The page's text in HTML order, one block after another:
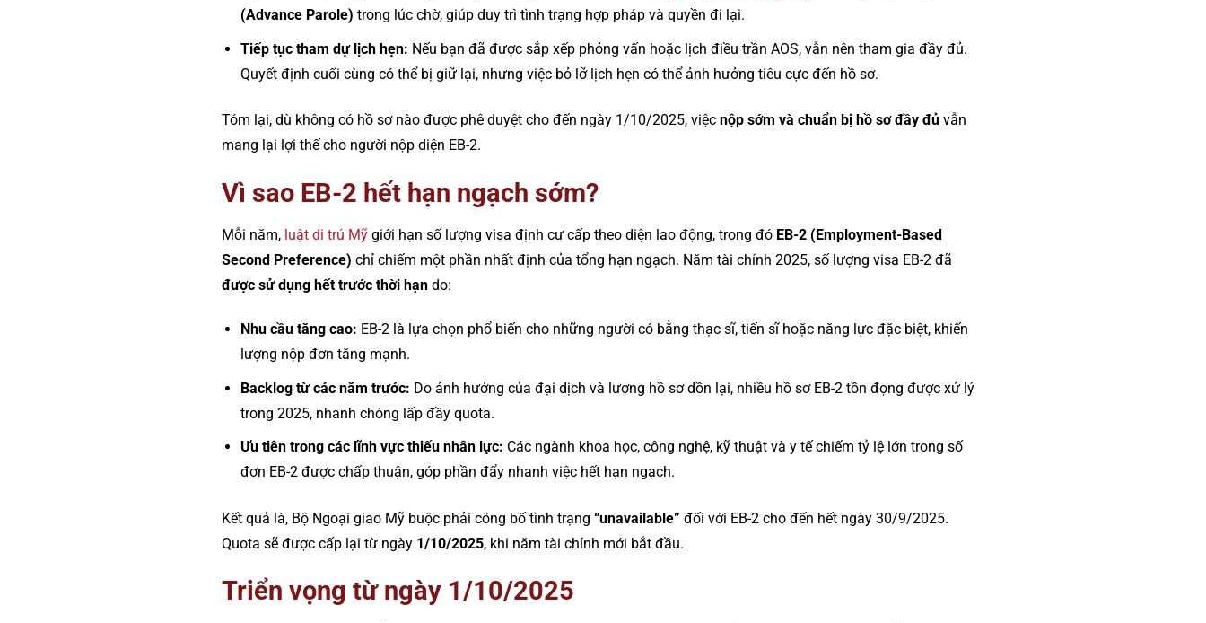
(Advance Parole) trong lúc chờ, giúp duy trì tình trạng hợp pháp và quyền đi lại.
Tiếp tục tham dự lịch hẹn: Nếu bạn đã được sắp xếp phỏng vấn hoặc lịch điều trần AOS, vẫn nên tham gia đầy đủ.
Quyết định cuối cùng có thể bị giữ lại, nhưng việc bỏ lỡ lịch hẹn có thể ảnh hưởng tiêu cực đến hồ sơ.
Tóm lại, dù không có hồ sơ nào được phê duyệt cho đến ngày 1/10/2025, việc nộp sớm và chuẩn bị hồ sơ đầy đủ vẫn
mang lại lợi thế cho người nộp diện EB-2.
Vì sao EB-2 hết hạn ngạch sớm?
Mỗi năm, luật di trú Mỹ giới hạn số lượng visa định cư cấp theo diện lao động, trong đó EB-2 (Employment-Based
Second Preference) chỉ chiếm một phần nhất định của tổng hạn ngạch. Năm tài chính 2025, số lượng visa EB-2 đã
được sử dụng hết trước thời hạn do:
Nhu cầu tăng cao: EB-2 là lựa chọn phổ biến cho những người có bằng thạc sĩ, tiến sĩ hoặc năng lực đặc biệt, khiến
lượng nộp đơn tăng mạnh.
Backlog từ các năm trước: Do ảnh hưởng của đại dịch và lượng hồ sơ dồn lại, nhiều hồ sơ EB-2 tồn đọng được xử lý
trong 2025, nhanh chóng lấp đầy quota.
Ưu tiên trong các lĩnh vực thiếu nhân lực: Các ngành khoa học, công nghệ, kỹ thuật và y tế chiếm tỷ lệ lớn trong số
đơn EB-2 được chấp thuận, góp phần đẩy nhanh việc hết hạn ngạch.
Kết quả là, Bộ Ngoại giao Mỹ buộc phải công bố tình trạng “unavailable” đối với EB-2 cho đến hết ngày 30/9/2025.
Quota sẽ được cấp lại từ ngày 1/10/2025, khi năm tài chính mới bắt đầu.
Triển vọng từ ngày 1/10/2025